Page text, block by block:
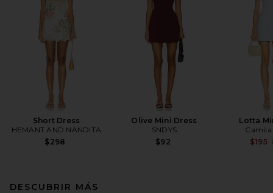
Short Dress
HEMANT AND NANDITA
$298
Olive Mini Dress
SNDYS
$92
Lotta
Camila
$195
DESCUBRIR MÁS